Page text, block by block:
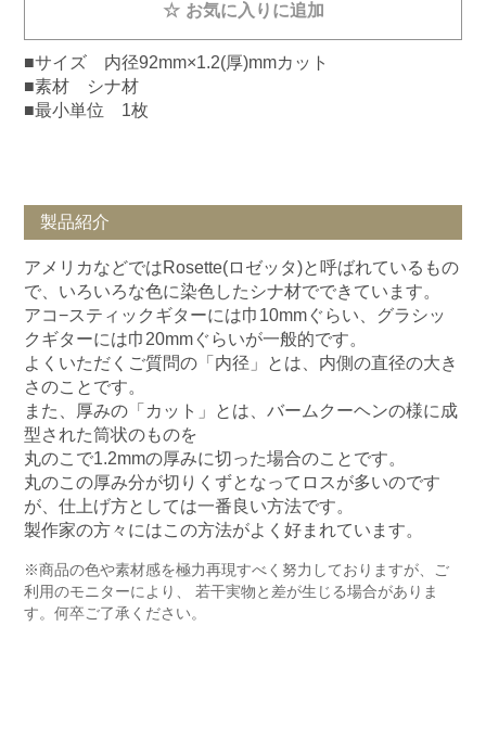
☆ お気に入りに追加
■サイズ 内径92mm×1.2(厚)mmカット
■素材 シナ材
■最小単位 1枚
製品紹介
アメリカなどではRosette(ロゼッタ)と呼ばれているもの
で、いろいろな色に染色したシナ材でできています。
アコ−スティックギターには巾10mmぐらい、グラシッ
クギターには巾20mmぐらいが一般的です。
よくいただくご質問の「内径」とは、内側の直径の大き
さのことです。
また、厚みの「カット」とは、バームクーヘンの様に成
型された筒状のものを
丸のこで1.2mmの厚みに切った場合のことです。
丸のこの厚み分が切りくずとなってロスが多いのです
が、仕上げ方としては一番良い方法です。
製作家の方々にはこの方法がよく好まれています。
※商品の色や素材感を極力再現すべく努力しておりますが、ご
利用のモニターにより、 若干実物と差が生じる場合がありま
す。何卒ご了承ください。